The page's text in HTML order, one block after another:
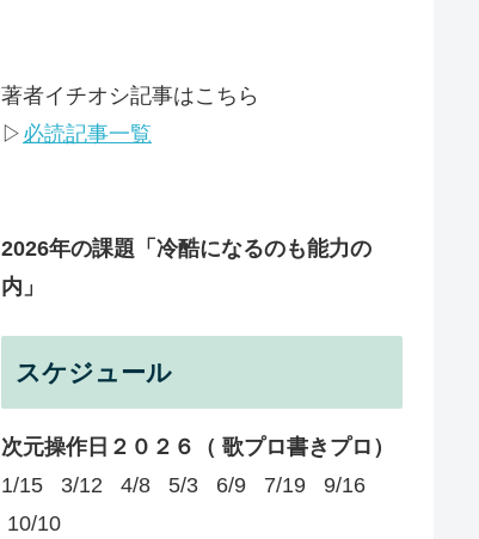
著者イチオシ記事はこちら
▷ 必読記事一覧
2026年の課題 「冷酷になるのも能力の
内」
スケジュール
次元操作日２０２６（ 歌プロ書きプロ）
1/15 3/12 4/8 5/3 6/9 7/19 9/16
10/10